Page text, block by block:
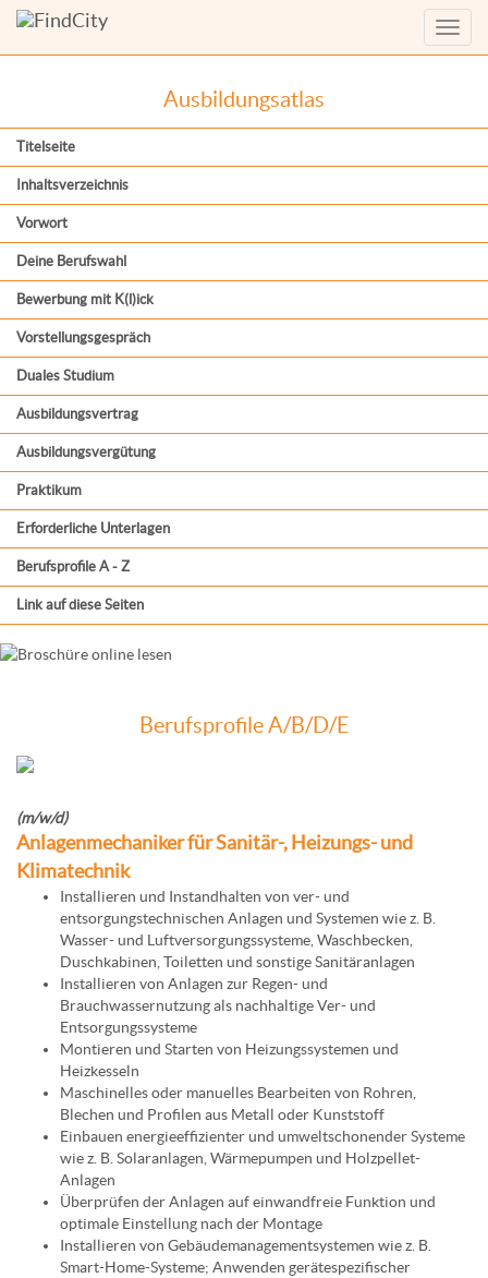
Menü
Ausbildungsatlas
Titelseite
Inhaltsverzeichnis
Vorwort
Deine Berufswahl
Bewerbung mit K(l)ick
Vorstellungsgespräch
Duales Studium
Ausbildungsvertrag
Ausbildungsvergütung
Praktikum
Erforderliche Unterlagen
Berufsprofile A - Z
Link auf diese Seiten
Berufsprofile A/B/D/E
(m/w/d)
Anlagenmechaniker für Sanitär-, Heizungs- und
Klimatechnik
Installieren und Instandhalten von ver- und
entsorgungstechnischen Anlagen und Systemen wie z. B.
Wasser- und Luftversorgungssysteme, Waschbecken,
Duschkabinen, Toiletten und sonstige Sanitäranlagen
Installieren von Anlagen zur Regen- und
Brauchwassernutzung als nachhaltige Ver- und
Entsorgungssysteme
Montieren und Starten von Heizungssystemen und
Heizkesseln
Maschinelles oder manuelles Bearbeiten von Rohren,
Blechen und Profilen aus Metall oder Kunststoff
Einbauen energieeffizienter und umweltschonender Systeme
wie z. B. Solaranlagen, Wärmepumpen und Holzpellet-
Anlagen
Überprüfen der Anlagen auf einwandfreie Funktion und
optimale Einstellung nach der Montage
Installieren von Gebäudemanagementsystemen wie z. B.
Smart-Home-Systeme; Anwenden gerätespezifischer